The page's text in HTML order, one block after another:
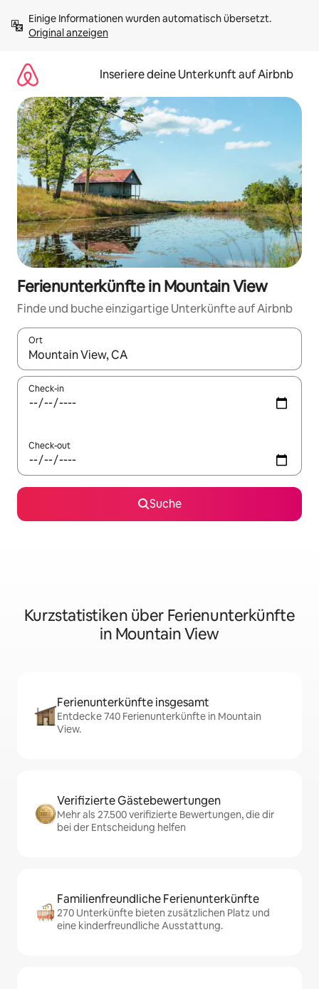
Inhalten
springenOriginal anzeigen
Inseriere deine Unterkunft auf Airbnb
Ferienunterkünfte in Mountain View
Finde und buche einzigartige Unterkünfte auf Airbnb
Ort
Wenn Ergebnisse verfügbar sind, navigiere mit den
Check-in
Check-out
Suche
Kurzstatistiken über Ferienunterkünfte
in Mountain View
Ferienunterkünfte insgesamt
Entdecke 740 Ferienunterkünfte in Mountain
View.
Verifizierte Gästebewertungen
Mehr als 27.500 verifizierte Bewertungen, die dir
bei der Entscheidung helfen
Familienfreundliche Ferienunterkünfte
270 Unterkünfte bieten zusätzlichen Platz und
eine kinderfreundliche Ausstattung.